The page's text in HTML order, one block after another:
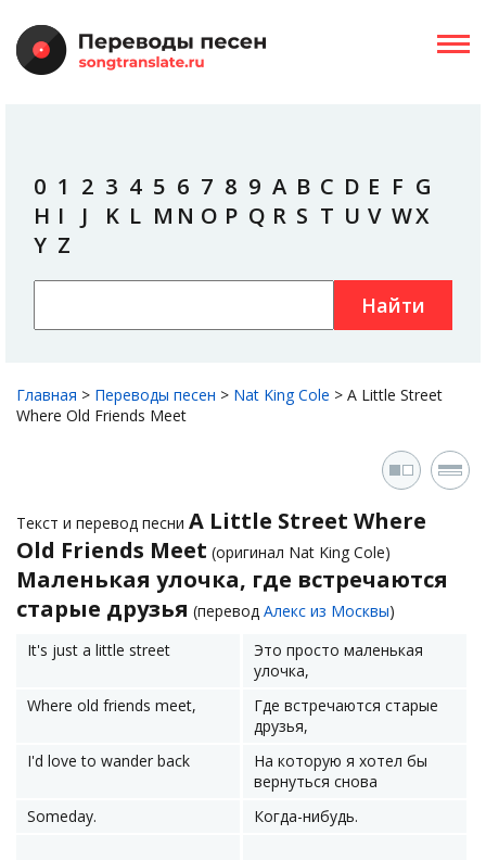
0 1 2 3 4 5 6 7 8 9 A B C D E F G
H I J K L M N O P Q R S T U V WX
Y Z
Найти
Главная > Переводы песен > Nat King Cole > A Little Street
Where Old Friends Meet
Текст и перевод песни A Little Street Where
Old Friends Meet (оригинал Nat King Cole)
Маленькая улочка, где встречаются
старые друзья (перевод Алекс из Москвы)
It's just a little street
Это просто маленькая
улочка,
Where old friends meet,
Где встречаются старые
друзья,
I'd love to wander back
На которую я хотел бы
вернуться снова
Someday.
Когда-нибудь.